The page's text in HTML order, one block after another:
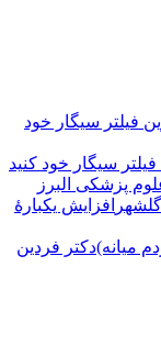
سیگار خود کنید
پزشکی البرز
افزایش یکبارۀ
دكتر فردين